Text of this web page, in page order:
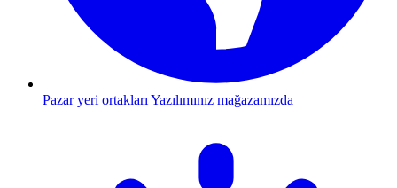
Pazar yeri ortakları Yazılımınız mağazamızda